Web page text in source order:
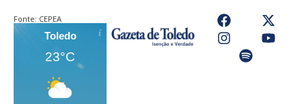
Fonte: CEPEA
Toledo
23°C